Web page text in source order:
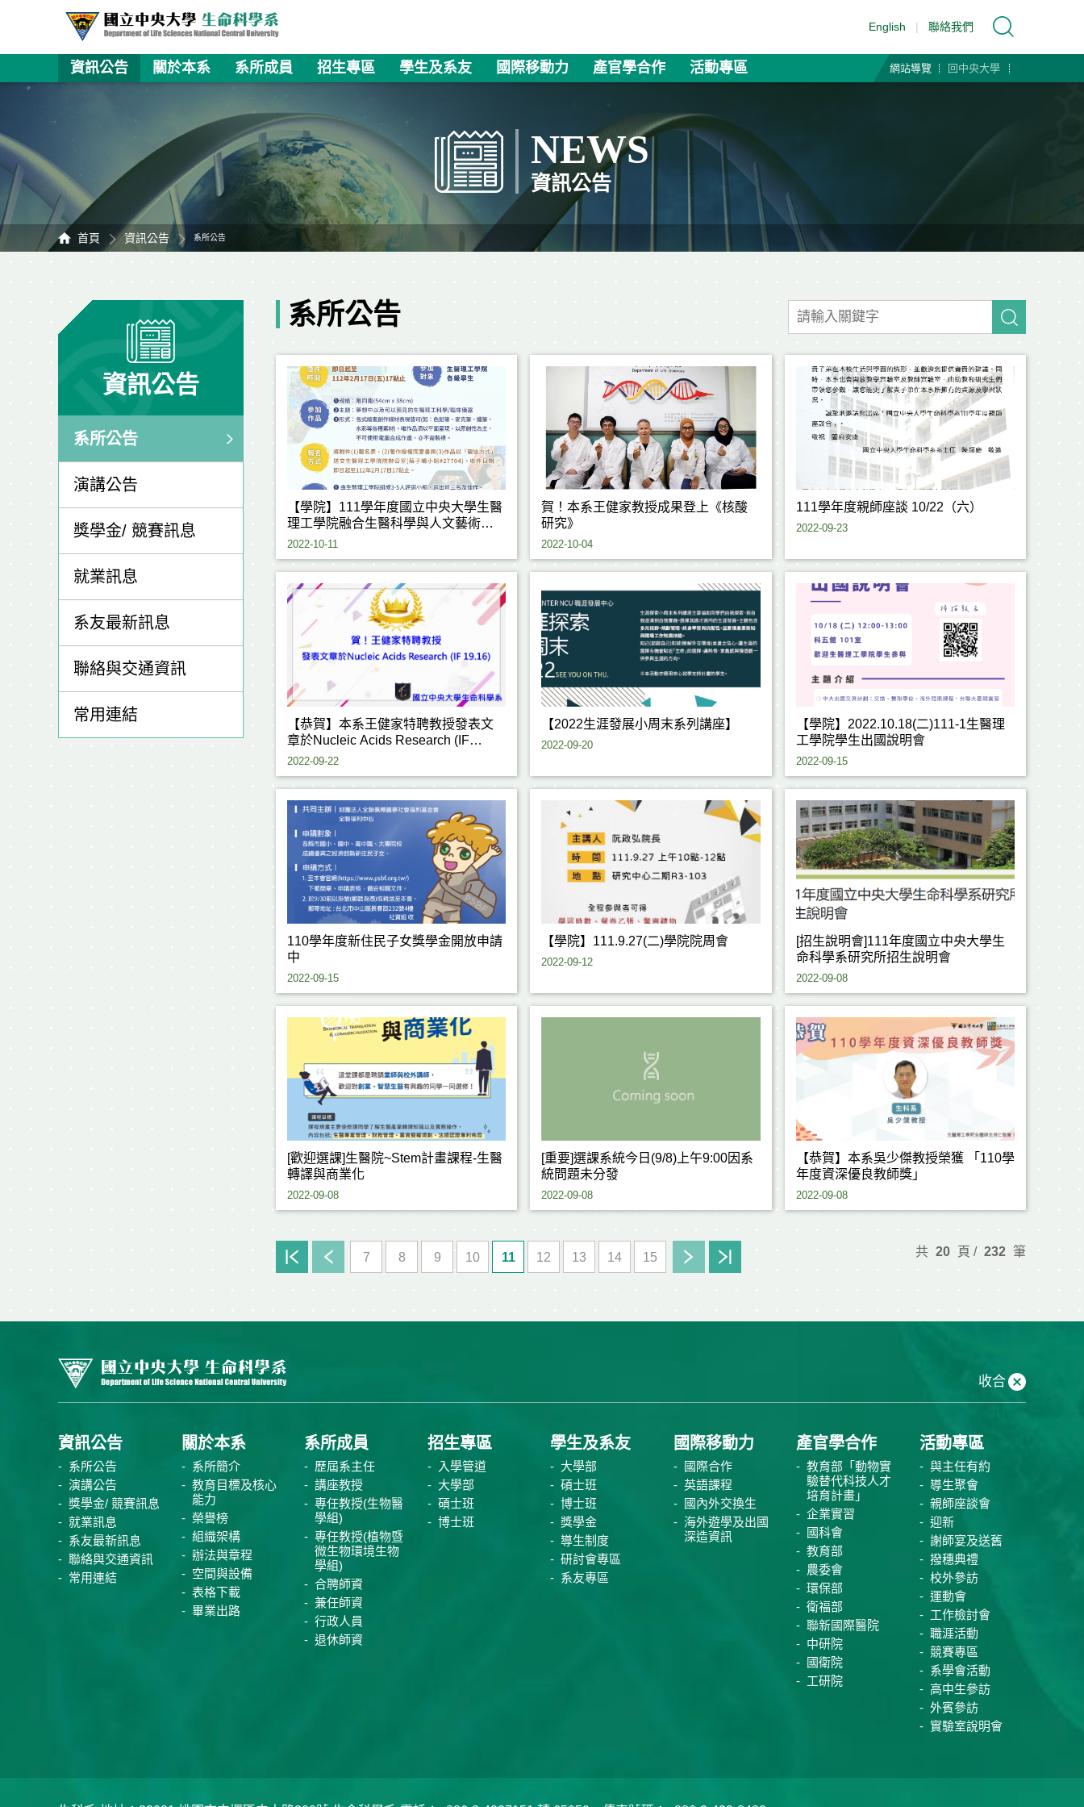
English | 聯絡我們
資訊公告 關於本系 系所成員 招生專區 學生及系友 國際移動力 產官學合作 活動專區 網站導覽 回中央大學
NEWS
資訊公告
首頁 資訊公告 系所公告
資訊公告
系所公告
演講公告
獎學金/ 競賽訊息
就業訊息
系友最新訊息
聯絡與交通資訊
常用連結
系所公告
【學院】111學年度國立中央大學生醫
理工學院融合生醫科學與人文藝術創
作競賽現正徵件中！
2022-10-11
賀！本系王健家教授成果登上《核酸
研究》
2022-10-04
111學年度親師座談 10/22（六）
2022-09-23
【恭賀】本系王健家特聘教授發表文
章於Nucleic Acids Research (IF
19.16)
2022-09-22
【2022生涯發展小周末系列講座】
2022-09-20
【學院】2022.10.18(二)111-1生醫理
工學院學生出國說明會
2022-09-15
110學年度新住民子女獎學金開放申請
中
2022-09-15
【學院】111.9.27(二)學院院周會
2022-09-12
[招生說明會]111年度國立中央大學生
命科學系研究所招生說明會
2022-09-08
[歡迎選課]生醫院~Stem計畫課程-生醫
轉譯與商業化
2022-09-08
[重要]選課系統今日(9/8)上午9:00因系
統問題未分發
2022-09-08
【恭賀】本系吳少傑教授榮獲 「110學
年度資深優良教師獎」
2022-09-08
7 8 9 10 11 12 13 14 15 共 20 頁 / 232 筆
收合
資訊公告
系所公告
演講公告
獎學金/ 競賽訊息
就業訊息
系友最新訊息
聯絡與交通資訊
常用連結
關於本系
系所簡介
教育目標及核心
能力
榮譽榜
組織架構
辦法與章程
空間與設備
表格下載
畢業出路
系所成員
歷屆系主任
講座教授
專任教授(生物醫
學組)
專任教授(植物暨
微生物環境生物
學組)
合聘師資
兼任師資
行政人員
退休師資
招生專區
入學管道
大學部
碩士班
博士班
學生及系友
大學部
碩士班
博士班
獎學金
導生制度
研討會專區
系友專區
國際移動力
國際合作
英語課程
國內外交換生
海外遊學及出國
深造資訊
產官學合作
教育部「動物實
驗替代科技人才
培育計畫」
企業實習
國科會
教育部
農委會
環保部
衛福部
聯新國際醫院
中研院
國衛院
工研院
活動專區
與主任有約
導生聚會
親師座談會
迎新
謝師宴及送舊
撥穗典禮
校外參訪
運動會
工作檢討會
職涯活動
競賽專區
系學會活動
高中生參訪
外賓參訪
實驗室說明會